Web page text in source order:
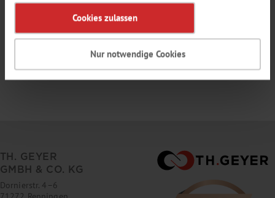
Cookies zulassen
Nur notwendige Cookies
TH. GEYER
GMBH & CO. KG
Dornierstr. 4–6